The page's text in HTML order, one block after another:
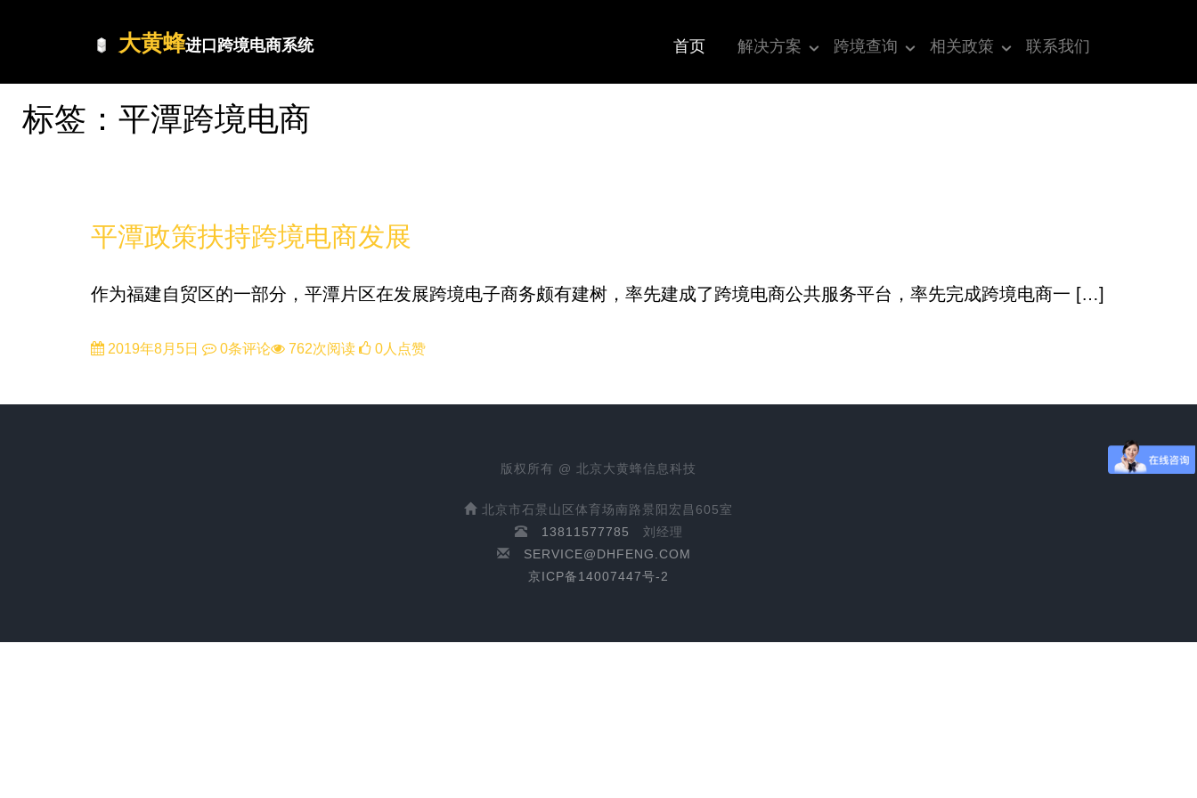
大黄蜂进口跨境电商系统 首页 解决方案 跨境查询 相关政策 联系我们
标签：平潭跨境电商
平潭政策扶持跨境电商发展
作为福建自贸区的一部分，平潭片区在发展跨境电子商务颇有建树，率先建成了跨境电商公共服务平台，率先完成跨境电商一 […]
2019年8月5日 0条评论 762次阅读 0人点赞
版权所有 @ 北京大黄蜂信息科技
北京市石景山区体育场南路景阳宏昌605室
13811577785
刘经理
SERVICE@DHFENG.COM
京ICP备14007447号-2